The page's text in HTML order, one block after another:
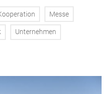
Messe
Unternehmen